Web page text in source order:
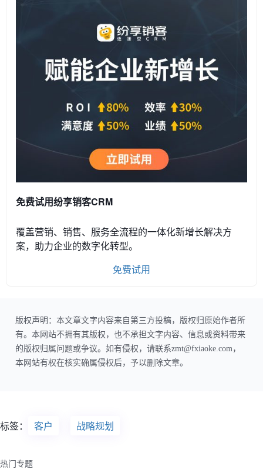
免费试用纷享销客CRM
覆盖营销、销售、服务全流程的一体化新增长解决方
案，助力企业的数字化转型。
免费试用
版权声明：本文章文字内容来自第三方投稿，版权归原始作者所
有。本网站不拥有其版权，也不承担文字内容、信息或资料带来
的版权归属问题或争议。如有侵权，请联系zmt@fxiaoke.com，
本网站有权在核实确属侵权后，予以删除文章。
标签： 客户 战略规划
热门专题